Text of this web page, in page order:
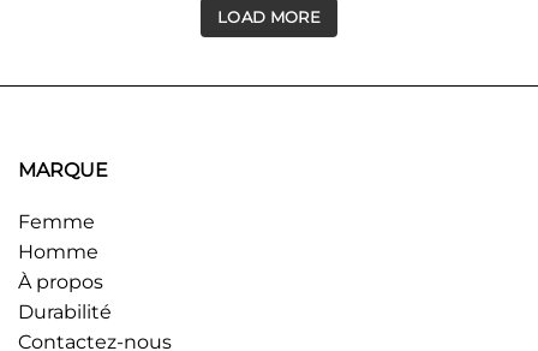
LOAD MORE
MARQUE
Femme
Homme
À propos
Durabilité
Contactez-nous